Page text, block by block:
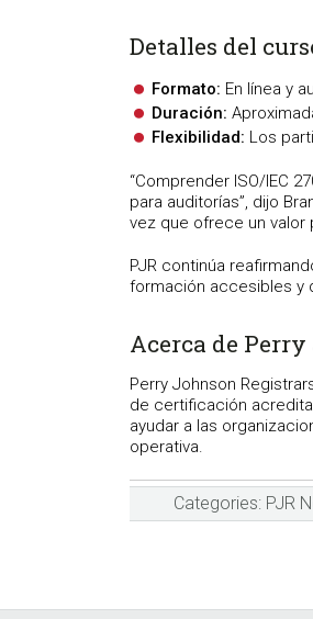
Detalles del
Formato: En línea y
Duración:
Flexibilidad: Los
“Comprender ISO/IEC
para auditorías”, dijo
vez que ofrece un valor
PJR continúa
formación accesibles y
Acerca de
Perry Johnson
de certificación
ayudar a las
operativa.
Categories: PJR